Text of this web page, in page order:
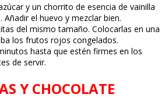
y un chorrito de esencia de vainilla
el huevo y mezclar bien.
del mismo tamaño. Colocarlas en una
los frutos rojos congelados.
hasta que estén firmes en los
de servir.
Y CHOCOLATE